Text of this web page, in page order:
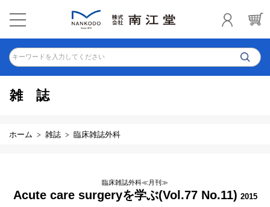
キーワードを入力してください
雑誌
ホーム 雑誌 臨床雑誌外科
臨床雑誌外科≪月刊≫
Acute care surgeryを学ぶ(Vol.77 No.11) 2015